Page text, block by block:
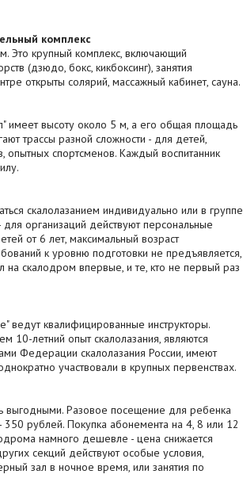
комплекс
Это крупный комплекс, включающий
(дзюдо, бокс, кикбоксинг), занятия
открыты солярий, массажный кабинет, сауна.
имеет высоту около 5 м, а его общая площадь
трассы разной сложности - для детей,
опытных спортсменов. Каждый воспитанник
скалолазанием индивидуально или в группе,
организаций действуют персональные
от 6 лет, максимальный возраст
к уровню подготовки не предъявляется,
на скалодром впервые, и те, кто не первый раз
ведут квалифицированные инструкторы.
10-летний опыт скалолазания, являются
Федерации скалолазания России, имеют
участвовали в крупных первенствах.
выгодными. Разовое посещение для ребенка
350 рублей. Покупка абонемента на 4, 8 или 12
намного дешевле - цена снижается
секций действуют особые условия,
зал в ночное время, или занятия по